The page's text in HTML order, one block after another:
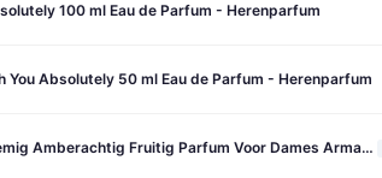
100 ml Eau de Parfum - Herenparfum
Absolutely 50 ml Eau de Parfum - Herenparfum
Armani Red Bloom Eau De Parfum Bloemig Amberachtig Fruitig Parfum Voor Dames Armani - Sì Passione Red Bloom Eau De Parfum - Bloemig Amberachtig Fruitig Parfum Voor Dames - 50 ML